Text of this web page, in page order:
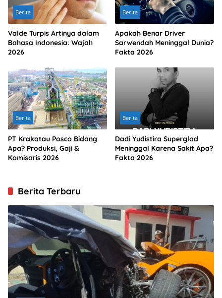
Berita
Valde Turpis Artinya dalam
Bahasa Indonesia: Wajah
2026
Berita
Apakah Benar Driver
Sarwendah Meninggal Dunia?
Fakta 2026
Berita
PT Krakatau Posco Bidang
Apa? Produksi, Gaji &
Komisaris 2026
Berita
Dadi Yudistira Superglad
Meninggal Karena Sakit Apa?
Fakta 2026
Berita Terbaru